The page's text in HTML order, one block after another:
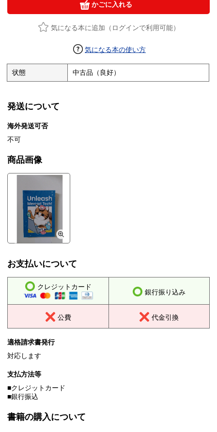
かごに入れる
気になる本に追加（ログインで利用可能）
気になる本の使い方
状態 中古品（良好）
発送について
海外発送可否
不可
商品画像
お支払いについて
クレジットカード
銀行振り込み
公費 代金引換
適格請求書発行
対応します
支払方法等
■クレジットカード
■銀行振込
書籍の購入について